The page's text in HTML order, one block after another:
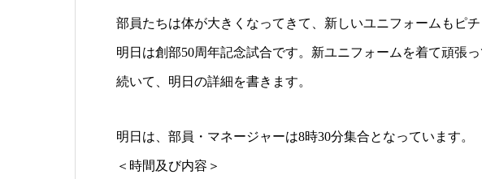
部員たちは体が大きくなってきて、新しいユニフォームもピ
明日は創部50周年記念試合です。新ユニフォームを着て頑張
続いて、明日の詳細を書きます。
明日は、部員・マネージャーは8時30分集合となっています。
＜時間及び内容＞